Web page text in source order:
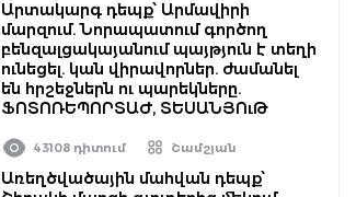
Արտակարգ դեպք՝ Արմավիրի
մարզում. Նորապատում գործող
բենզալցակայանում պայթյուն է տեղի
ունեցել. կան վիրավորներ. ժամանել
են հրշեջներն ու պարեկները.
ՖՈՏՈՌԵՊՈՐՏԱԺ, ՏԵՍԱՆՅՈւԹ
43108 դիտում Շամշյան
Առեղծվածային մահվան դեպք՝